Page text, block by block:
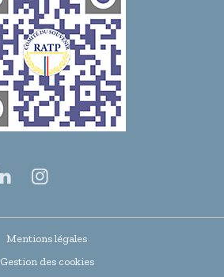
Mentions légales
Gestion des cookies